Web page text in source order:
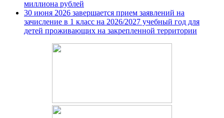
миллиона рублей
30 июня 2026 завершается прием заявлений на
зачисление в 1 класс на 2026/2027 учебный год для
детей проживающих на закрепленной территории